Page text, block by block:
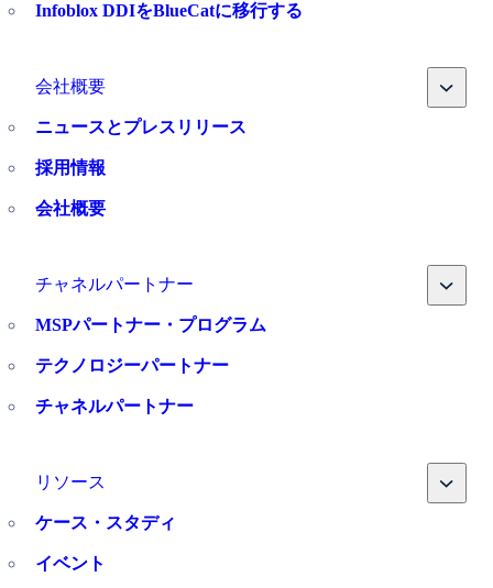
Infoblox DDIをBlueCatに移行する
会社概要
ニュースとプレスリリース
採用情報
会社概要
チャネルパートナー
MSPパートナー・プログラム
テクノロジーパートナー
チャネルパートナー
リソース
ケース・スタディ
イベント